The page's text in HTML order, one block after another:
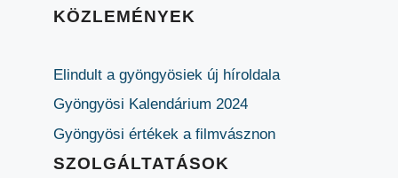
KÖZLEMÉNYEK
Elindult a gyöngyösiek új híroldala
Gyöngyösi Kalendárium 2024
Gyöngyösi értékek a filmvásznon
SZOLGÁLTATÁSOK